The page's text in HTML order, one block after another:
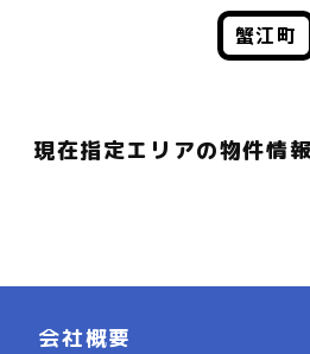
蟹江町
現在指定エリアの物件情
会社概要